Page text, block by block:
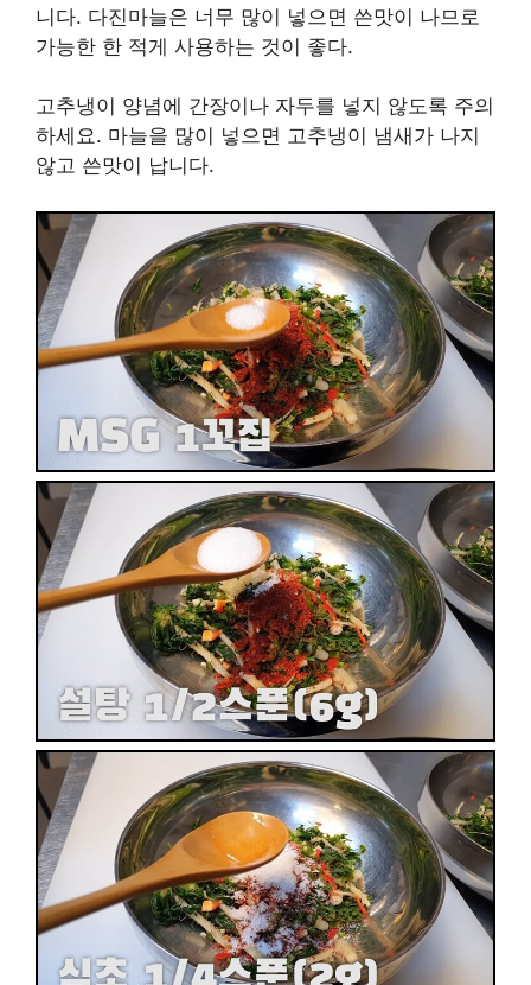
니다. 다진마늘은 너무 많이 넣으면 쓴맛이 나므로
가능한 한 적게 사용하는 것이 좋다.
고추냉이 양념에 간장이나 자두를 넣지 않도록 주의
하세요. 마늘을 많이 넣으면 고추냉이 냄새가 나지
않고 쓴맛이 납니다.